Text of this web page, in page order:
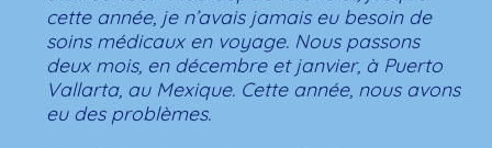
cette année, je n’avais jamais eu besoin de
soins médicaux en voyage. Nous passons
deux mois, en décembre et janvier, à Puerto
Vallarta, au Mexique. Cette année, nous avons
eu des problèmes.